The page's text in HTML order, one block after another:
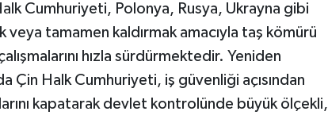
Cumhuriyeti, Polonya, Rusya, Ukrayna gibi
veya tamamen kaldırmak amacıyla taş kömürü
hızla sürdürmektedir. Yeniden
Çin Halk Cumhuriyeti, iş güvenliği açısından
kapatarak devlet kontrolünde büyük ölçekli,